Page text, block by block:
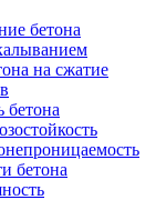
бетона
на сжатие
бетона